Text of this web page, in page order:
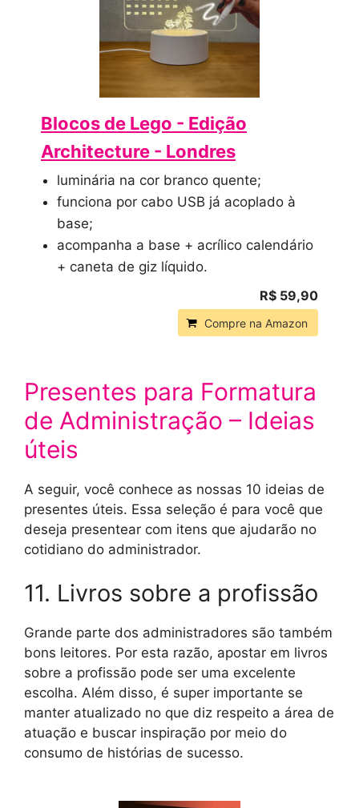
Blocos de Lego - Edição
Architecture - Londres
luminária na cor branco quente;
funciona por cabo USB já acoplado à
base;
acompanha a base + acrílico calendário
+ caneta de giz líquido.
R$ 59,90
Compre na Amazon
Presentes para Formatura
de Administração – Ideias
úteis
A seguir, você conhece as nossas 10 ideias de
presentes úteis. Essa seleção é para você que
deseja presentear com itens que ajudarão no
cotidiano do administrador.
11. Livros sobre a profissão
Grande parte dos administradores são também
bons leitores. Por esta razão, apostar em livros
sobre a profissão pode ser uma excelente
escolha. Além disso, é super importante se
manter atualizado no que diz respeito a área de
atuação e buscar inspiração por meio do
consumo de histórias de sucesso.